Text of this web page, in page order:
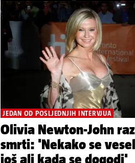
JEDAN OD POSLJEDNJIH INTERVJUA
Olivia Newton-John
smrti: 'Nekako se
još ali kada se dogodi'